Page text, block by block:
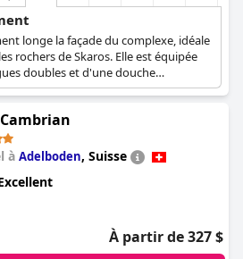
longe la façade du complexe, idéale
rochers de Skaros. Elle est équipée
doubles et d'une douche
de la piscine créent un contraste
cycladique blanche de rêve.
profitez du climat méditerranéen et
dans l'une des meilleures et des
débordement de Santorin.
à Adelboden, Suisse
À partir de 327 $